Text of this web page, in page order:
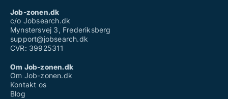
Job-zonen.dk
c/o Jobsearch.dk
Mynstersvej 3, Frederiksberg
support@jobsearch.dk
CVR: 39925311
Om Job-zonen.dk
Om Job-zonen.dk
Kontakt os
Blog